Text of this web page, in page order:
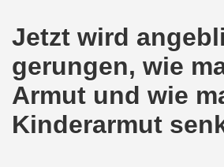
Jetzt wird
gerungen, wie
Armut und wie
Kinderarmut
und dadurch wurde bis zum
16 Jahre Gelsenkirchener
Bewegung - Jubiläum am
im Kampf um Arbeitsplätze und